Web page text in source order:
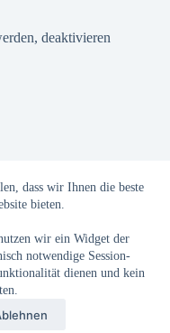
dass wir Ihnen die beste
bieten.
wir ein Widget der
notwendige Session-
dienen und kein
deaktivieren